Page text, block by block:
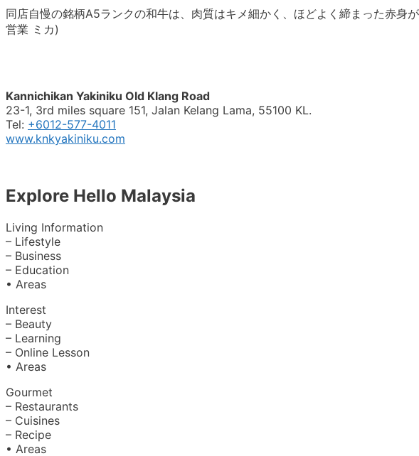
同店自慢の銘柄A5ランクの和牛は、肉質はキメ細かく、ほどよく締まった赤
営業 ミカ)
Kannichikan Yakiniku Old Klang Road
23-1, 3rd miles square 151, Jalan Kelang Lama, 55100 KL.
Tel: +6012-577-4011
www.knkyakiniku.com
Explore Hello Malaysia
Living Information
– Lifestyle
– Business
– Education
• Areas
Interest
– Beauty
– Learning
– Online Lesson
• Areas
Gourmet
– Restaurants
– Cuisines
– Recipe
• Areas